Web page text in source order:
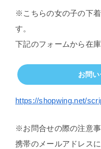
※こちらの女の子の下
す。
下記のフォームから在
お問
https://shopwing.net/
※お問合せの際の注意
携帯のメールアドレス